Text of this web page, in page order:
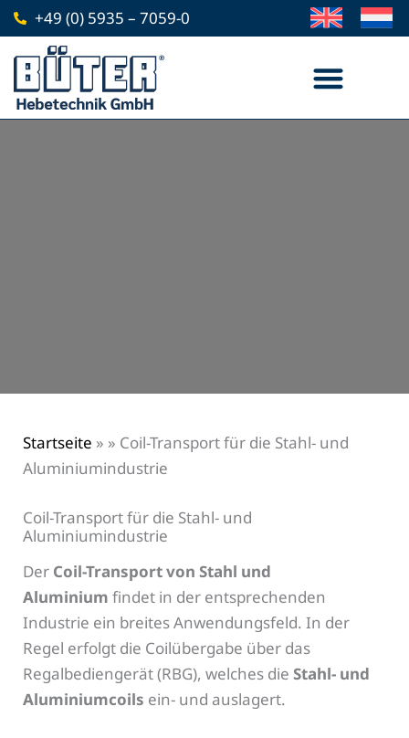
Zum
Inhalt
springen
+49 (0) 5935 – 7059-0
Startseite » » Coil-Transport für die Stahl- und
Aluminiumindustrie
Coil-Transport für die Stahl- und
Aluminiumindustrie
Der Coil-Transport von Stahl und
Aluminium findet in der entsprechenden
Industrie ein breites Anwendungsfeld. In der
Regel erfolgt die Coilübergabe über das
Regalbediengerät (RBG), welches die Stahl- und
Aluminiumcoils ein- und auslagert.